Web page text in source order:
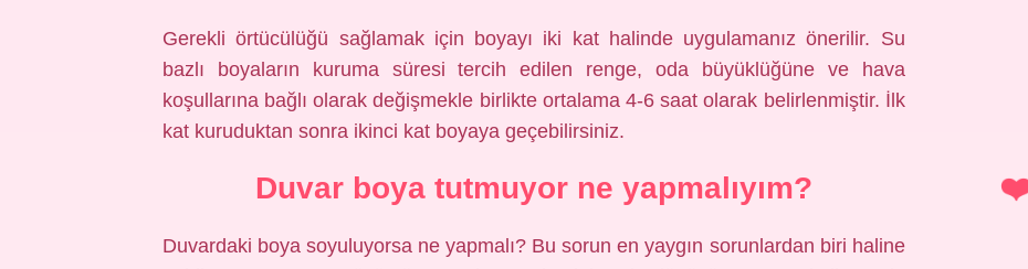
Gerekli örtücülüğü sağlamak için boyayı iki kat halinde uygulamanız önerilir. Su
bazlı boyaların kuruma süresi tercih edilen renge, oda büyüklüğüne ve hava
koşullarına bağlı olarak değişmekle birlikte ortalama 4-6 saat olarak belirlenmiştir. İlk
kat kuruduktan sonra ikinci kat boyaya geçebilirsiniz.
Duvar boya tutmuyor ne yapmalıyım?
Duvardaki boya soyuluyorsa ne yapmalı? Bu sorun en yaygın sorunlardan biri haline